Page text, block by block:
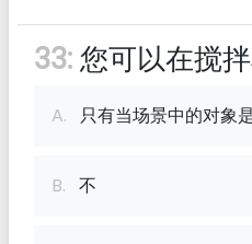
33:您可以在搅
A. 只有当场景中的对象
B. 不